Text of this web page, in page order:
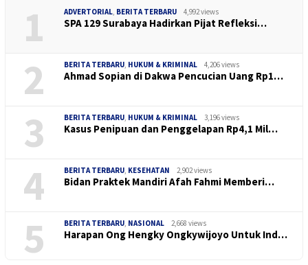
1 ADVERTORIAL, BERITA TERBARU 4,992 views
SPA 129 Surabaya Hadirkan Pijat Refleksi…
2 BERITA TERBARU, HUKUM & KRIMINAL 4,206 views
Ahmad Sopian di Dakwa Pencucian Uang Rp1…
3 BERITA TERBARU, HUKUM & KRIMINAL 3,196 views
Kasus Penipuan dan Penggelapan Rp4,1 Mil…
4 BERITA TERBARU, KESEHATAN 2,902 views
Bidan Praktek Mandiri Afah Fahmi Memberi…
5 BERITA TERBARU, NASIONAL 2,668 views
Harapan Ong Hengky Ongkywijoyo Untuk Ind…